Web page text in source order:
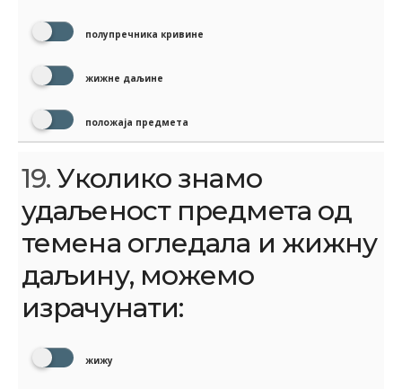
полупречника кривине
жижне даљине
положаја предмета
19.Уколико знамо
удаљеност предмета од
темена огледала и жижну
даљину, можемо
израчунати:
жижу